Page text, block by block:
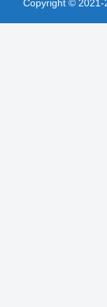
Copyright © 2021-